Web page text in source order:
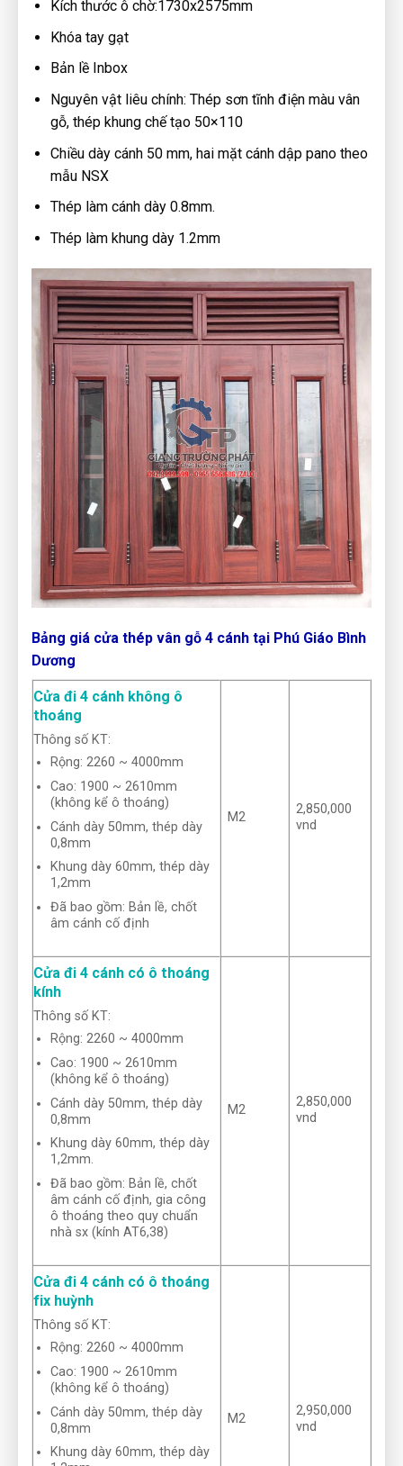
Kích thước ô chờ:1730x2575mm
Khóa tay gạt
Bản lề Inbox
Nguyên vật liêu chính: Thép sơn tĩnh điện màu vân
gỗ, thép khung chế tạo 50×110
Chiều dày cánh 50 mm, hai mặt cánh dập pano theo
mẫu NSX
Thép làm cánh dày 0.8mm.
Thép làm khung dày 1.2mm
Bảng giá cửa thép vân gỗ 4 cánh tại Phú Giáo Bình
Dương
Cửa đi 4 cánh không ô
thoáng
Thông số KT:
Rộng: 2260 ~ 4000mm
Cao: 1900 ~ 2610mm
(không kể ô thoáng)
Cánh dày 50mm, thép dày
0,8mm
Khung dày 60mm, thép dày
1,2mm
Đã bao gồm: Bản lề, chốt
âm cánh cố định
M2
2,850,000
vnd
Cửa đi 4 cánh có ô thoáng
kính
Thông số KT:
Rộng: 2260 ~ 4000mm
Cao: 1900 ~ 2610mm
(không kể ô thoáng)
Cánh dày 50mm, thép dày
0,8mm
Khung dày 60mm, thép dày
1,2mm.
Đã bao gồm: Bản lề, chốt
âm cánh cố định, gia công
ô thoáng theo quy chuẩn
nhà sx (kính AT6,38)
M2
2,850,000
vnd
Cửa đi 4 cánh có ô thoáng
fix huỳnh
Thông số KT:
Rộng: 2260 ~ 4000mm
Cao: 1900 ~ 2610mm
(không kể ô thoáng)
Cánh dày 50mm, thép dày
0,8mm
Khung dày 60mm, thép dày
M2
2,950,000
vnd